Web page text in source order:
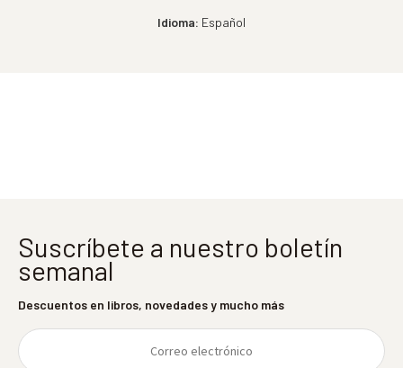
Idioma: Español
Suscríbete a nuestro boletín
semanal
Descuentos en libros, novedades y mucho más